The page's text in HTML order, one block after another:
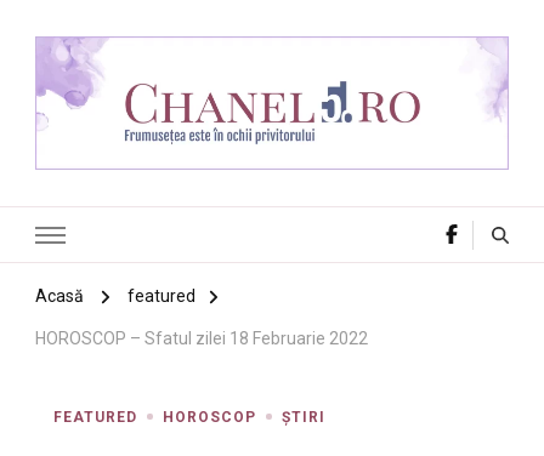
Acasă featured
HOROSCOP – Sfatul zilei 18 Februarie 2022
FEATURED HOROSCOP ȘTIRI